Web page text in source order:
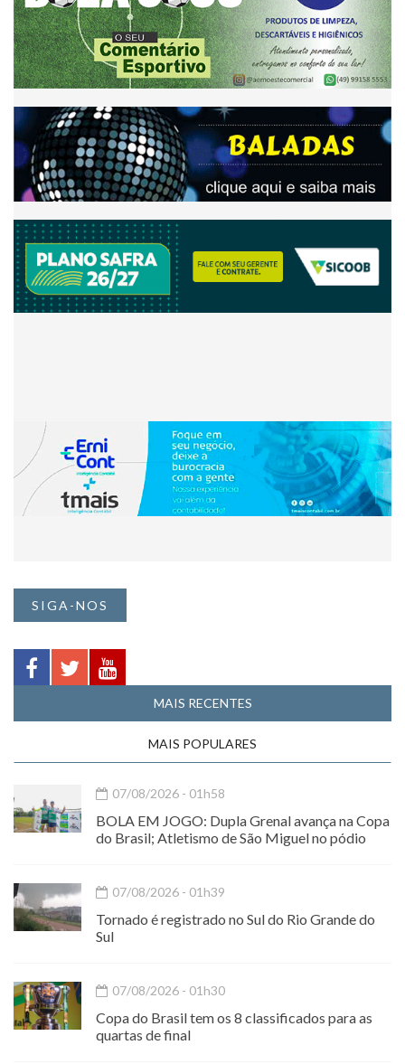
SIGA-NOS
MAIS RECENTES
MAIS POPULARES
07/08/2026 - 01h58
BOLA EM JOGO: Dupla Grenal avança na Copa
do Brasil; Atletismo de São Miguel no pódio
07/08/2026 - 01h39
Tornado é registrado no Sul do Rio Grande do
Sul
07/08/2026 - 01h30
Copa do Brasil tem os 8 classificados para as
quartas de final